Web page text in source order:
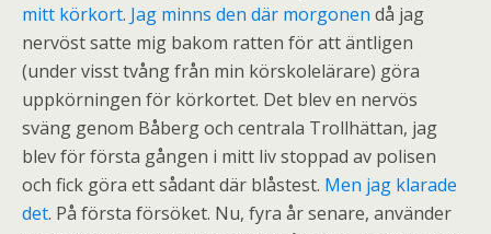
mitt körkort. Jag minns den där morgonen då jag
nervöst satte mig bakom ratten för att äntligen
(under visst tvång från min körskolelärare) göra
uppkörningen för körkortet. Det blev en nervös
sväng genom Båberg och centrala Trollhättan, jag
blev för första gången i mitt liv stoppad av polisen
och fick göra ett sådant där blåstest. Men jag klarade
det. På första försöket. Nu, fyra år senare, använder